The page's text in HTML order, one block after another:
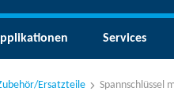
Services
Ersatzteile Spannschlüssel